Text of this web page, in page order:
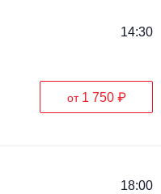
14:30
от 1 750 ₽
18:00